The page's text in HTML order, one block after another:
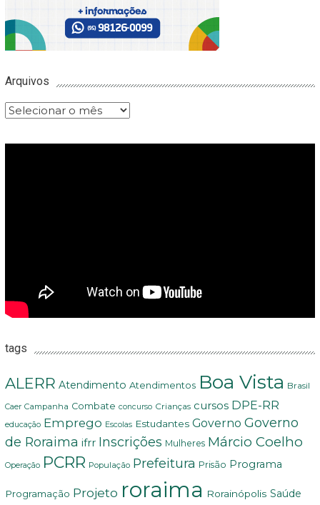
Arquivos
Arquivos
tags
ALERR Atendimento Atendimentos Boa Vista Brasil
Caer Campanha Combate concurso Crianças cursos DPE-RR
educação Emprego Escolas Estudantes Governo Governo
de Roraima ifrr Inscrições Mulheres Márcio Coelho
Operação PCRR População Prefeitura Prisão Programa
Programação Projeto roraima Rorainópolis Saúde